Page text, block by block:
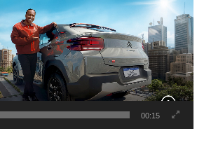
00:15